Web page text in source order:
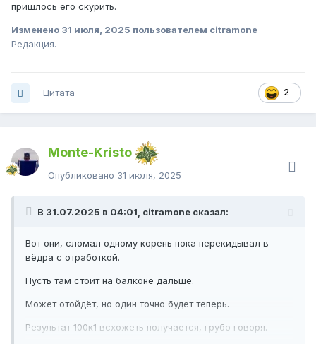
пришлось его скурить.
Изменено 31 июля, 2025 пользователем citramone
Редакция.
2
Цитата
Monte-Kristo
Опубликовано 31 июля, 2025
В 31.07.2025 в 04:01, citramone сказал:
Вот они, сломал одному корень пока перекидывал в
вёдра с отработкой.
Пусть там стоит на балконе дальше.
Может отойдёт, но один точно будет теперь.
Результат 100к1 всхожеть получается, грубо говоря.